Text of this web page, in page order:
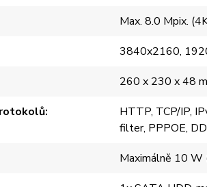
Max. 8.0 Mpix.
3840x2160,
260 x 230 x 48
HTTP, TCP/IP,
filter, PPPOE,
Maximálně 10 W